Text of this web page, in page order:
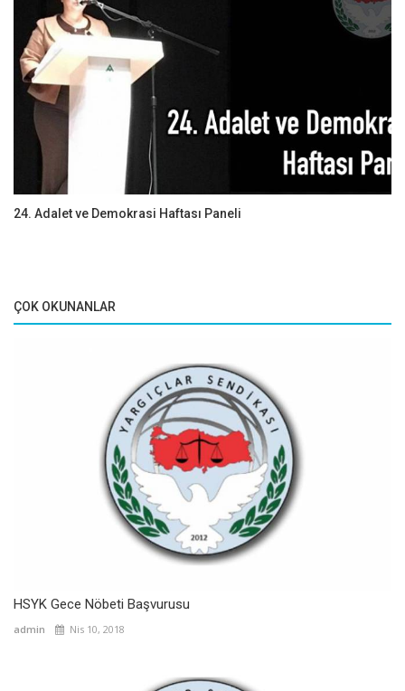
24. Adalet ve Demokrasi Haftası Paneli
ÇOK OKUNANLAR
HSYK Gece Nöbeti Başvurusu
admin Nis 10, 2018